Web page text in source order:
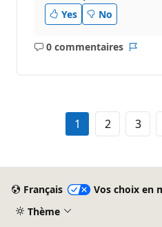
Yes
No
0 commentaires
Aucun
1 2 3
Français
Vos choix en
Thème